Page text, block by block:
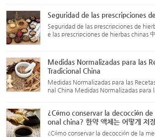
Seguridad de las prescripciones
Seguridad de las prescripciones de
e las prescripciones de hierbas chinas
Medidas Normalizadas para las
Tradicional China
Medidas Normalizadas para las
nal China Medidas Normalizadas para
¿Cómo conservar la decocción
onal china? 한약 액체는 어떻게 저
¿Cómo conservar la decocción de la